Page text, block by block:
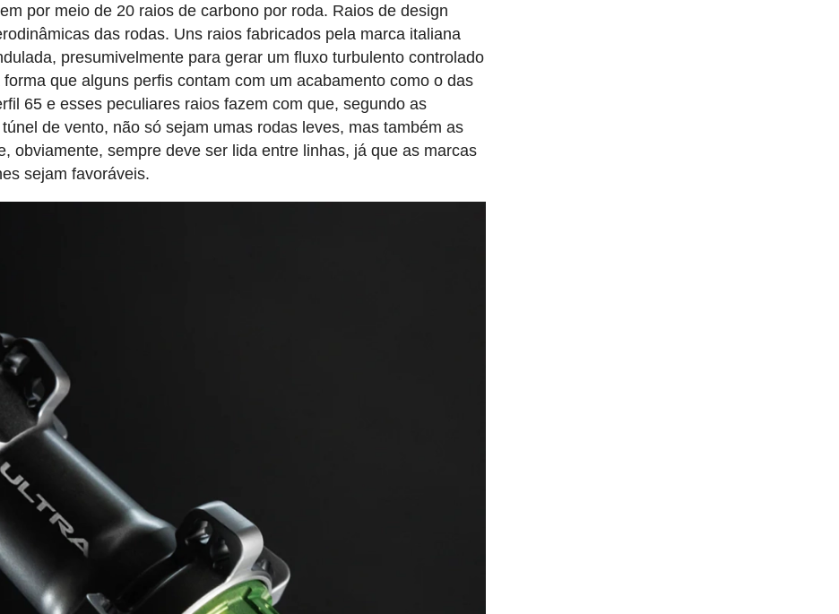
por meio de 20 raios de carbono por roda. Raios de design
das rodas. Uns raios fabricados pela marca italiana
presumivelmente para gerar um fluxo turbulento controlado
que alguns perfis contam com um acabamento como o das
65 e esses peculiares raios fazem com que, segundo as
de vento, não só sejam umas rodas leves, mas também as
obviamente, sempre deve ser lida entre linhas, já que as marcas
sejam favoráveis.